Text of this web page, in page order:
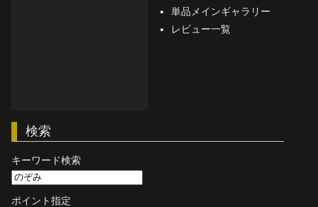
単品販売
ヘルプ
お問い合わせ
単品メインギャラリー
レビュー一覧
検索
キーワード検索
ポイント指定